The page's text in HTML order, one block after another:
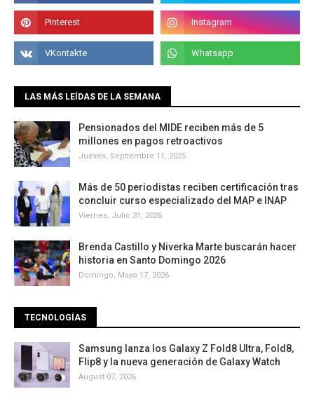
LAS MÁS LEÍDAS DE LA SEMANA
Pensionados del MIDE reciben más de 5
millones en pagos retroactivos
Jueves, Septiembre 11, 2025
Más de 50 periodistas reciben certificación tras
concluir curso especializado del MAP e INAP
Viernes, Julio 31, 2026
Brenda Castillo y Niverka Marte buscarán hacer
historia en Santo Domingo 2026
Domingo, Mayo 17, 2026
TECNOLOGÍAS
Samsung lanza los Galaxy Z Fold8 Ultra, Fold8,
Flip8 y la nueva generación de Galaxy Watch
August 07, 2026